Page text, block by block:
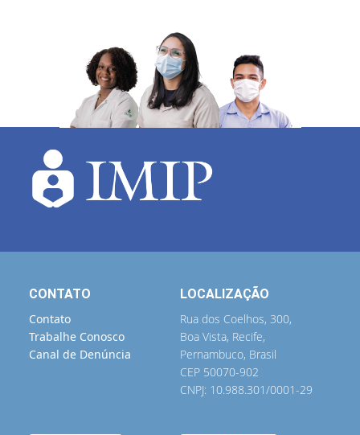
CONTATO
Contato
Trabalhe Conosco
Canal de Denúncia
LOCALIZAÇÃO
Rua dos Coelhos, 300,
Boa Vista, Recife,
Pernambuco, Brasil
CEP 50070-902
CNPJ: 10.988.301/0001-29